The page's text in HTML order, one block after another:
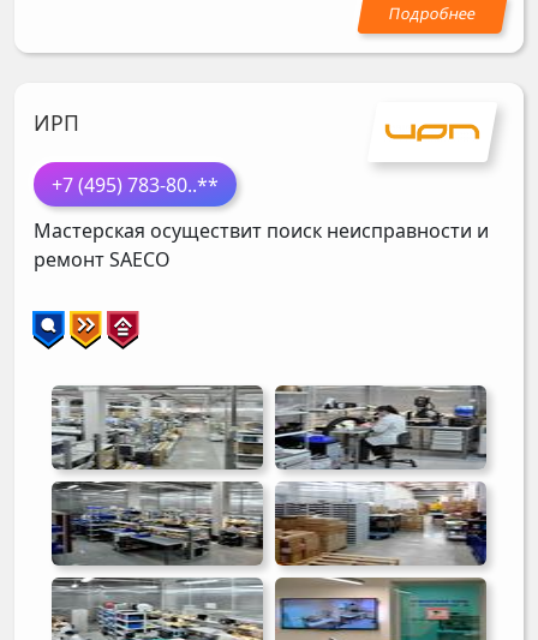
ИРП
+7 (495) 783-80..**
Мастерская осуществит поиск неисправности и
ремонтSAECO